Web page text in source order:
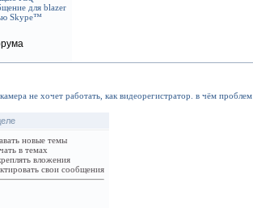
не хочет работать, как видеорегистратор. в чём
новые темы
в темах
вложения
свои сообщения